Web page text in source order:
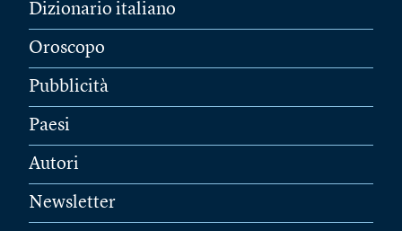
Dizionario italiano
Oroscopo
Pubblicità
Paesi
Autori
Newsletter